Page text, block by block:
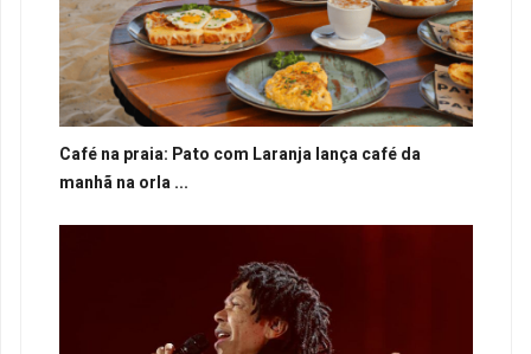
Café na praia: Pato com Laranja lança café da
manhã na orla ...